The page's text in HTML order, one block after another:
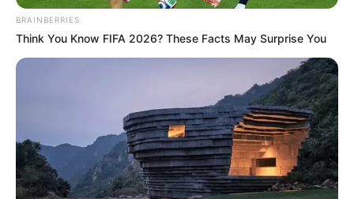
BRAINBERRIES
Think You Know FIFA 2026? These Facts May Surprise You